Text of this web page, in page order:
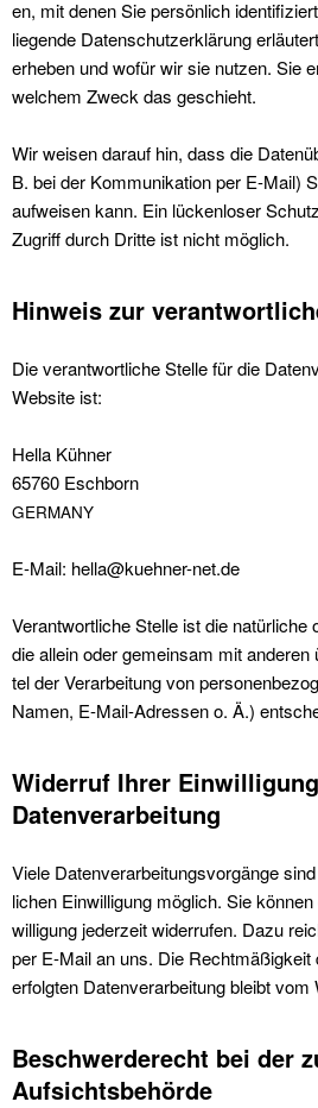
en, mit denen Sie per­sön­lich
liegende Daten­schutzerk­lärung
erheben und wofür wir sie nutzen. Sie
welchem Zweck das geschieht.
Wir weisen darauf hin, dass die
B. bei der Kom­mu­nika­tion per E-Mail)
aufweisen kann. Ein lück­en­los­er
Zugriff durch Dritte ist nicht möglich.
Hinweis zur
Die ver­ant­wortliche Stelle für die
Web­site ist:
Hel­la Küh­n­er
65760 Eschborn
GERMANY
E-Mail: hella@kuehner-net.de
Ver­ant­wortliche Stelle ist die natür­liche
die allein oder gemein­sam mit
tel der Ver­ar­beitung von
Namen, E-Mail-Adressen o. Ä.)
Widerruf Ihrer
Datenverarbeitung
Viele Daten­ver­ar­beitungsvorgänge
lichen Ein­willi­gung möglich. Sie
willi­gung jed­erzeit wider­rufen. Dazu
per E-Mail an uns. Die
erfol­gten Daten­ver­ar­beitung bleibt vom
Beschwerderecht bei der
Aufsichtsbehörde